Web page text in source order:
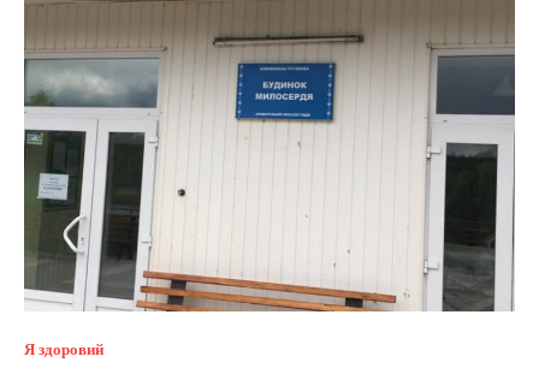
Я здоровий